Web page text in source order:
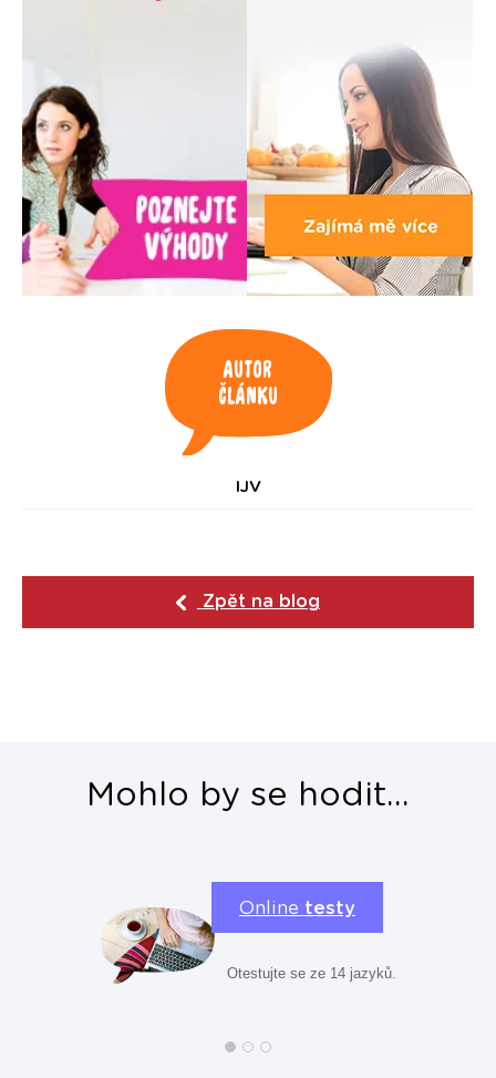
Autor
článku
IJV
Zpět na blog
Mohlo by se hodit...
Online testy
Otestujte se ze 14 jazyků.